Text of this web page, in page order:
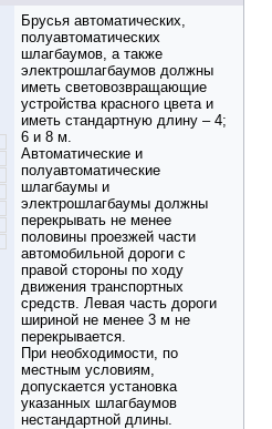
Брусья автоматических,
полуавтоматических
шлагбаумов, а также
электрошлагбаумов должны
иметь световозвращающие
устройства красного цвета и
иметь стандартную длину – 4;
6 и 8 м.
Автоматические и
полуавтоматические
шлагбаумы и
электрошлагбаумы должны
перекрывать не менее
половины проезжей части
автомобильной дороги с
правой стороны по ходу
движения транспортных
средств. Левая часть дороги
шириной не менее 3 м не
перекрывается.
При необходимости, по
местным условиям,
допускается установка
указанных шлагбаумов
нестандартной длины.